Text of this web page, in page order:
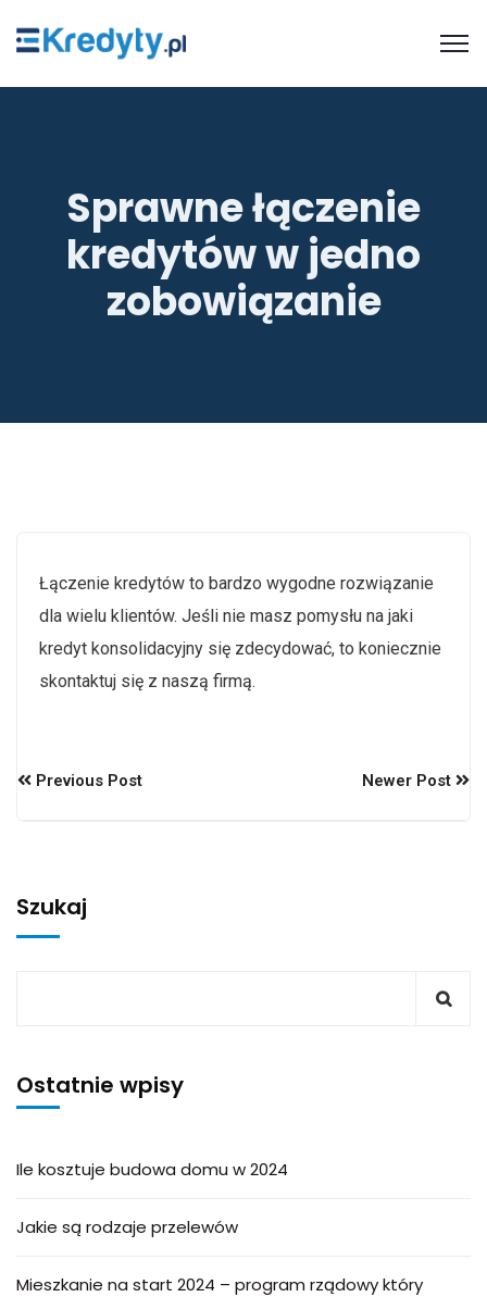
Sprawne łączenie
kredytów w jedno
zobowiązanie
Łączenie kredytów to bardzo wygodne rozwiązanie
dla wielu klientów. Jeśli nie masz pomysłu na jaki
kredyt konsolidacyjny się zdecydować, to koniecznie
skontaktuj się z naszą firmą.
Previous Post Newer Post
Szukaj
Ostatnie wpisy
Ile kosztuje budowa domu w 2024
Jakie są rodzaje przelewów
Mieszkanie na start 2024 – program rządowy który